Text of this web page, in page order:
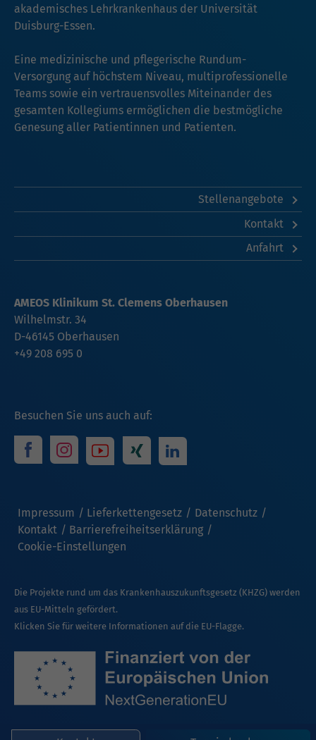
akademisches Lehrkrankenhaus der Universität
Duisburg-Essen.
Eine medizinische und pflegerische Rundum-
Versorgung auf höchstem Niveau, multiprofessionelle
Teams sowie ein vertrauensvolles Miteinander des
gesamten Kollegiums ermöglichen die bestmögliche
Genesung aller Patientinnen und Patienten.
Stellenangebote
Kontakt
Anfahrt
Besuchen Sie uns auch auf:
Impressum Lieferkettengesetz
Datenschutz
Kontakt
Barrierefreiheitserklärung
Cookie-Einstellungen
AMEOS Klinikum St. Clemens Oberhausen
Wilhelmstr. 34
D-46145 Oberhausen
+49 208 695 0
Die Projekte rund um das Krankenhauszukunftsgesetz (KHZG) werden
aus EU-Mitteln gefördert.
Klicken Sie für weitere Informationen auf die EU-Flagge.